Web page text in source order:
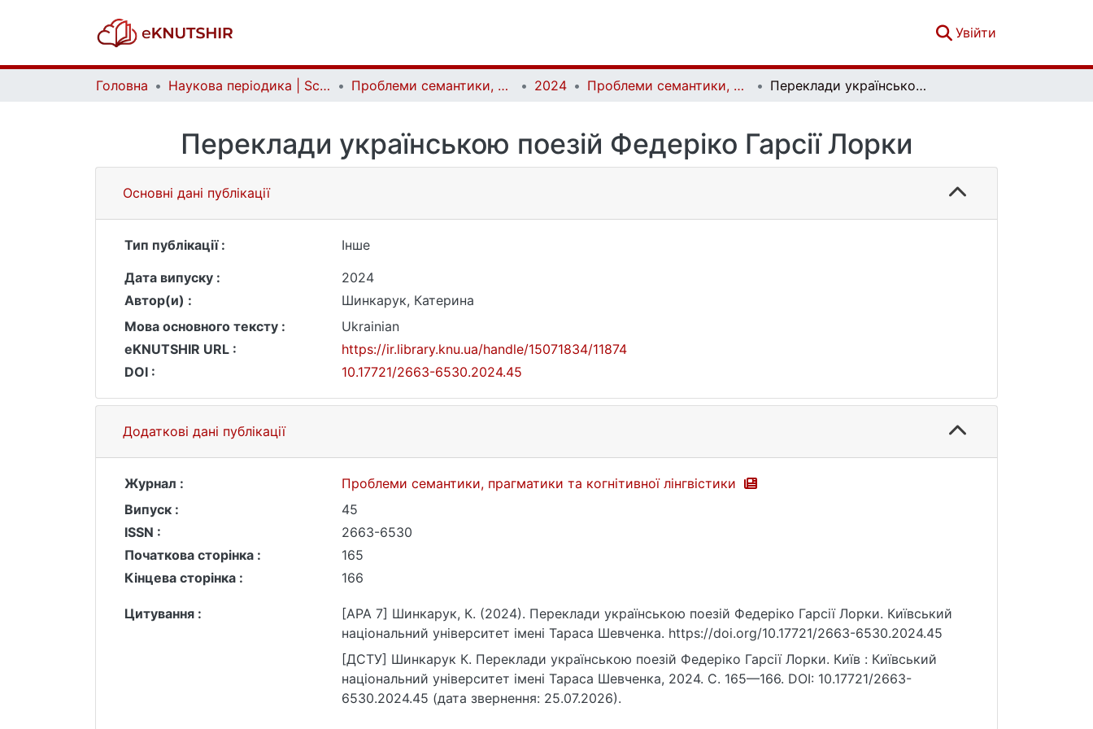
Увійти
Головна Наукова періодика | Scientific periodicals Проблеми семантики, прагматики та когнітивної лінгвістики | Problems of semantics, pragmatics and cognitive linguistics 2024 Проблеми семантики, прагматики та когнітивної лінгвістики. Випуск 45 Переклади українською поезій Федеріко Гарсії Лорки
Переклади українською поезій Федеріко Гарсії Лорки
Основні дані публікації
Тип публікації :
Інше
Дата випуску :
2024
Автор(и) :
Шинкарук, Катерина
Мова основного тексту :
Ukrainian
eKNUTSHIR URL :
https://ir.library.knu.ua/handle/15071834/11874
DOI :
10.17721/2663-6530.2024.45
Додаткові дані публікації
Журнал :
Проблеми семантики, прагматики та когнітивної лінгвістики
Випуск :
45
ISSN :
2663-6530
Початкова сторінка :
165
Кінцева сторінка :
166
Цитування :
[APA 7] Шинкарук, К. (2024). Переклади українською поезій Федеріко Гарсії Лорки. Київський
національний університет імені Тараса Шевченка. https://doi.org/10.17721/2663-6530.2024.45
[ДСТУ] Шинкарук К. Переклади українською поезій Федеріко Гарсії Лорки. Київ : Київський
національний університет імені Тараса Шевченка, 2024. С. 165—166. DOI: 10.17721/2663-
6530.2024.45 (дата звернення: 25.07.2026).